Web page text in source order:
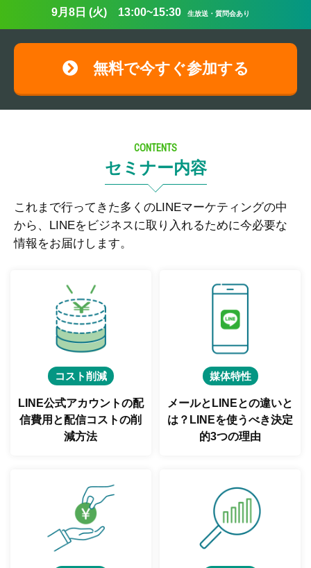
9月8日 (火) 13:00~15:30 生放送・質問会あり
無料で今すぐ参加する
CONTENTS
セミナー内容
これまで行ってきた多くのLINEマーケティングの中
から、LINEをビジネスに取り入れるために今必要な
情報をお届けします。
コスト削減
LINE公式アカウントの配
信費用と配信コストの削
減方法
媒体特性
メールとLINEとの違いと
は？ LINEを使うべき決定
的3つの理由